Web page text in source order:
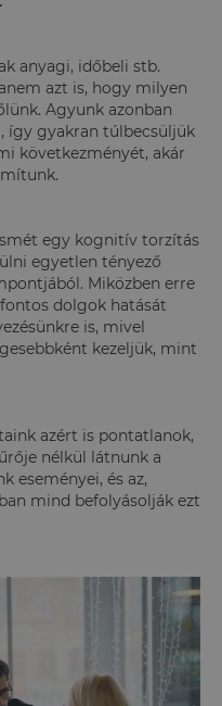
anyagi, időbeli stb.
azt is, hogy milyen
Agyunk azonban
így gyakran túlbecsüljük
következményét, akár
egy kognitív torzítás
egyetlen tényező
Miközben erre
dolgok hatását
is, mivel
kezeljük, mint
azért is pontatlanok,
nélkül látnunk a
eseményei, és az,
mind befolyásolják ezt